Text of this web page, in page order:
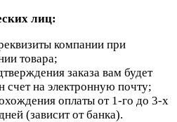
лиц:
компании при
товара;
заказа вам будет
счет на электронную почту;
оплаты от 1-го до 3-х
(зависит от банка).